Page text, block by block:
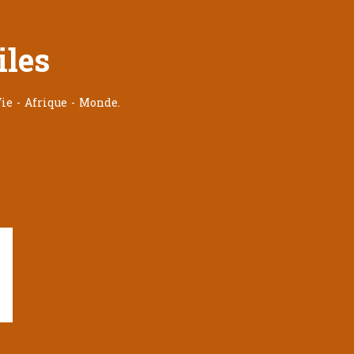
- Afrique - Monde.